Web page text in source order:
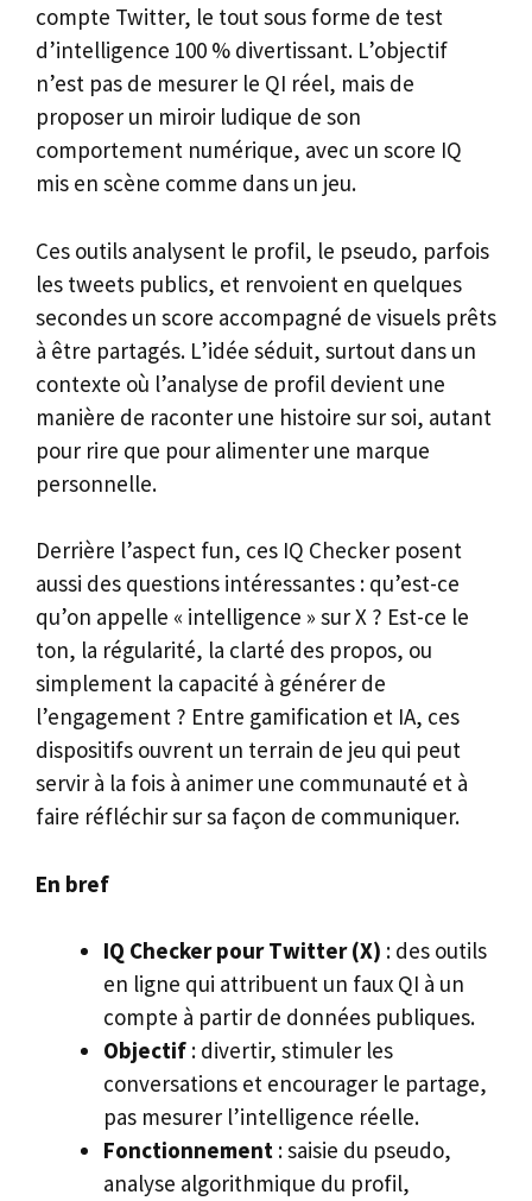
compte Twitter, le tout sous forme de test
d’intelligence 100 % divertissant. L’objectif
n’est pas de mesurer le QI réel, mais de
proposer un miroir ludique de son
comportement numérique, avec un score IQ
mis en scène comme dans un jeu.
Ces outils analysent le profil, le pseudo, parfois
les tweets publics, et renvoient en quelques
secondes un score accompagné de visuels prêts
à être partagés. L’idée séduit, surtout dans un
contexte où l’analyse de profil devient une
manière de raconter une histoire sur soi, autant
pour rire que pour alimenter une marque
personnelle.
Derrière l’aspect fun, ces IQ Checker posent
aussi des questions intéressantes : qu’est-ce
qu’on appelle « intelligence » sur X ? Est-ce le
ton, la régularité, la clarté des propos, ou
simplement la capacité à générer de
l’engagement ? Entre gamification et IA, ces
dispositifs ouvrent un terrain de jeu qui peut
servir à la fois à animer une communauté et à
faire réfléchir sur sa façon de communiquer.
En bref
IQ Checker pour Twitter (X) : des outils
en ligne qui attribuent un faux QI à un
compte à partir de données publiques.
Objectif : divertir, stimuler les
conversations et encourager le partage,
pas mesurer l’intelligence réelle.
Fonctionnement : saisie du pseudo,
analyse algorithmique du profil,